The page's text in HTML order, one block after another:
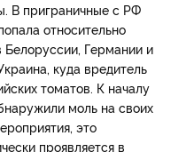
В приграничные с РФ
относительно
Германии и
куда вредитель
томатов. К началу
моль на своих
это
проявляется в